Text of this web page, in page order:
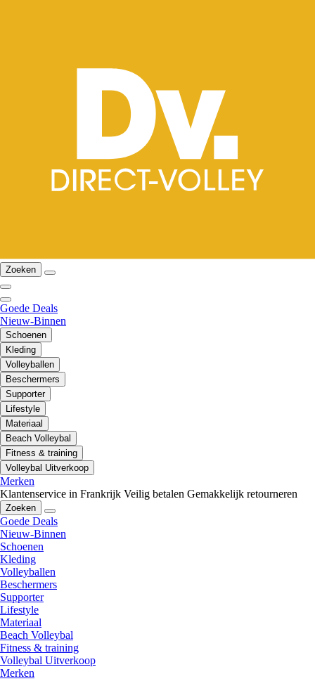
Zoeken
Goede Deals
Nieuw-Binnen
Schoenen
Kleding
Volleyballen
Beschermers
Supporter
Lifestyle
Materiaal
Beach Volleybal
Fitness & training
Volleybal Uitverkoop
Merken
Klantenservice in Frankrijk Veilig betalen Gemakkelijk retourneren
Zoeken
Goede Deals
Nieuw-Binnen
Schoenen
Kleding
Volleyballen
Beschermers
Supporter
Lifestyle
Materiaal
Beach Volleybal
Fitness & training
Volleybal Uitverkoop
Merken